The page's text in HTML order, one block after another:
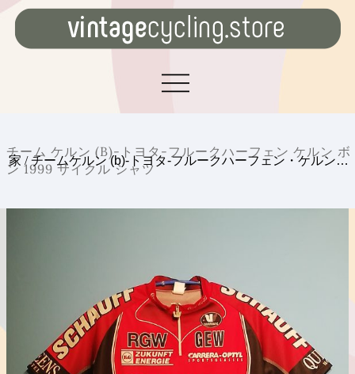
チーム ケルン (B)-トヨタ-フルークハーフェン ケルン ボ
ン 1999 サイクル シャツ
家 /チームケルン (b)-トヨタ-フルークハーフェン・ケルン…